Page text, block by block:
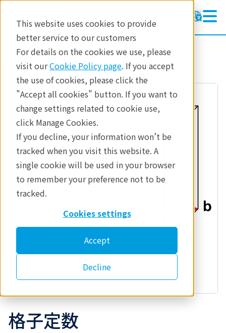
This website uses cookies to provide
better service to our customers
For details on the cookies we use, please
visit ourCookie Policy page. If you accept
the use of cookies, please click the
"Accept all cookies" button. If you want to
change settings related to cookie use,
click Manage Cookies.
If you decline, your information won’t be
tracked when you visit this website. A
single cookie will be used in your browser
to remember your preference not to be
tracked.
Cookies settings
Accept
Decline
参考資料 分析手法
格子定数